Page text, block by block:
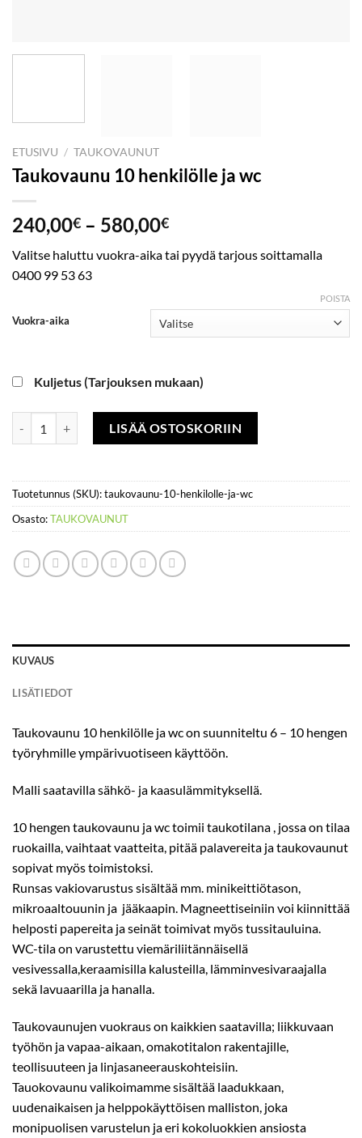
ETUSIVU / TAUKOVAUNUT
Taukovaunu 10 henkilölle ja wc
240,00€ – 580,00€Hintaluokka:
-
Valitse haluttu vuokra-aika tai pyydä tarjous soittamalla
0400 99 53 63
Vuokra-aika
POISTA
Kuljetus (Tarjouksen mukaan)
Taukovaunu 10 henkilölle ja wc määrä
LISÄÄ OSTOSKORIIN
Tuotetunnus (SKU):taukovaunu-10-henkilolle-ja-wc
Osasto:TAUKOVAUNUT
KUVAUS
LISÄTIEDOT
Taukovaunu 10 henkilölle ja wc on suunniteltu 6 – 10 hengen
työryhmille ympärivuotiseen käyttöön.
Malli saatavilla sähkö- ja kaasulämmityksellä.
10 hengen taukovaunu ja wc toimii taukotilana , jossa on tilaa
ruokailla, vaihtaat vaatteita, pitää palavereita ja taukovaunut
sopivat myös toimistoksi.
Runsas vakiovarustus sisältää mm. minikeittiötason,
mikroaaltouunin ja jääkaapin. Magneettiseiniin voi kiinnittää
helposti papereita ja seinät toimivat myös tussitauluina.
WC-tila on varustettu viemäriliitännäisellä
vesivessalla,keraamisilla kalusteilla, lämminvesivaraajalla
sekä lavuaarilla ja hanalla.
Taukovaunujen vuokraus on kaikkien saatavilla; liikkuvaan
työhön ja vapaa-aikaan, omakotitalon rakentajille,
teollisuuteen ja linjasaneerauskohteisiin.
Tauokovaunu valikoimamme sisältää laadukkaan,
uudenaikaisen ja helppokäyttöisen malliston, joka
monipuolisen varustelun ja eri kokoluokkien ansiosta